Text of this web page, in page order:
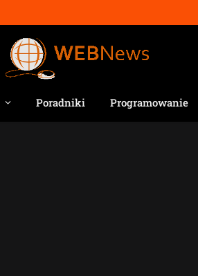
Poradniki Programowanie